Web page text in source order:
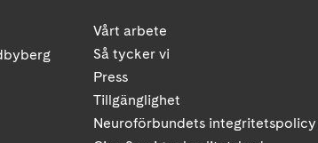
Vårt arbete
Så tycker vi
Press
Tillgänglighet
Neuroförbundets integritetspolicy